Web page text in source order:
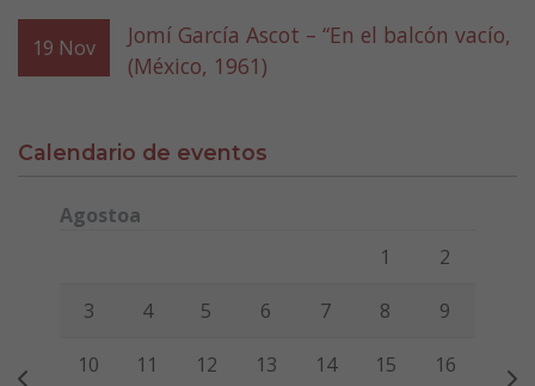
19 Nov
Jomí García Ascot – “En el balcón vacío,
(México, 1961)
Calendario de eventos
Agostoa
Viernes Sábado
1 2
3 4 5 6 7 8 9
10 11 12 13 14 15 16